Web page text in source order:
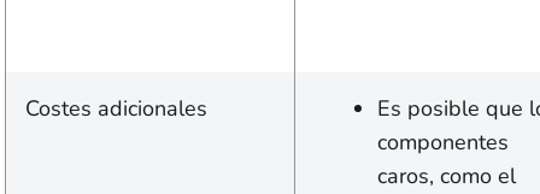
Costes adicionales
Es posible que
componentes
caros, como el